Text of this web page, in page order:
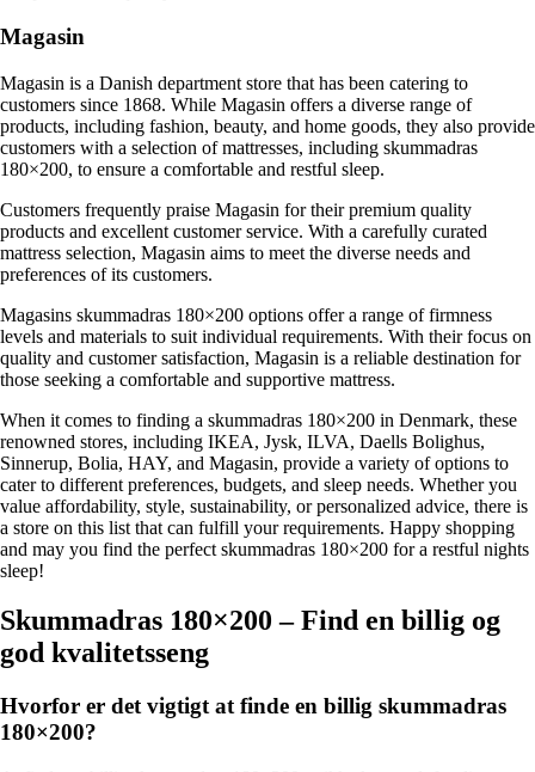
Magasin
Magasin is a Danish department store that has been catering to
customers since 1868. While Magasin offers a diverse range of
products, including fashion, beauty, and home goods, they also provide
customers with a selection of mattresses, including skummadras
180×200, to ensure a comfortable and restful sleep.
Customers frequently praise Magasin for their premium quality
products and excellent customer service. With a carefully curated
mattress selection, Magasin aims to meet the diverse needs and
preferences of its customers.
Magasins skummadras 180×200 options offer a range of firmness
levels and materials to suit individual requirements. With their focus on
quality and customer satisfaction, Magasin is a reliable destination for
those seeking a comfortable and supportive mattress.
When it comes to finding a skummadras 180×200 in Denmark, these
renowned stores, including IKEA, Jysk, ILVA, Daells Bolighus,
Sinnerup, Bolia, HAY, and Magasin, provide a variety of options to
cater to different preferences, budgets, and sleep needs. Whether you
value affordability, style, sustainability, or personalized advice, there is
a store on this list that can fulfill your requirements. Happy shopping
and may you find the perfect skummadras 180×200 for a restful nights
sleep!
Skummadras 180×200 – Find en billig og
god kvalitetsseng
Hvorfor er det vigtigt at finde en billig skummadras
180×200?